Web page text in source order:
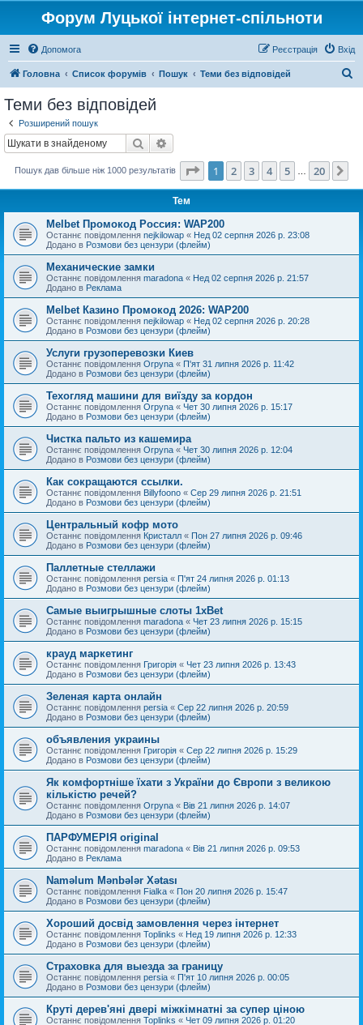
Форум Луцької інтернет-спільноти
Допомога Вхід
Реєстрація
Головна Список форумів Пошук Теми без відповідей
Теми без відповідей
Розширений пошук
Пошук
Пошук дав більше ніж 1000 результатів Сторінка 1 20
1 2 3 4 5 20
Тем
Melbet Промокод Россия: WAP200
Останнє повідомлення nejkilowap « Нед 02 серпня 2026 р. 23:08
Додано в Розмови без цензури (флейм)
Механические замки
Останнє повідомлення maradona « Нед 02 серпня 2026 р. 21:57
Додано в Реклама
Melbet Казино Промокод 2026: WAP200
Останнє повідомлення nejkilowap « Нед 02 серпня 2026 р. 20:28
Додано в Розмови без цензури (флейм)
Услуги грузоперевозки Киев
Останнє повідомлення Orpyna « П'ят 31 липня 2026 р. 11:42
Додано в Розмови без цензури (флейм)
Техогляд машини для виїзду за кордон
Останнє повідомлення Orpyna « Чет 30 липня 2026 р. 15:17
Додано в Розмови без цензури (флейм)
Чистка пальто из кашемира
Останнє повідомлення Orpyna « Чет 30 липня 2026 р. 12:04
Додано в Розмови без цензури (флейм)
Как сокращаются ссылки.
Останнє повідомлення Billyfoono « Сер 29 липня 2026 р. 21:51
Додано в Розмови без цензури (флейм)
Центральный кофр мото
Останнє повідомлення Кристалл « Пон 27 липня 2026 р. 09:46
Додано в Розмови без цензури (флейм)
Паллетные стеллажи
Останнє повідомлення persia « П'ят 24 липня 2026 р. 01:13
Додано в Розмови без цензури (флейм)
Самые выигрышные слоты 1xBet
Останнє повідомлення maradona « Чет 23 липня 2026 р. 15:15
Додано в Розмови без цензури (флейм)
крауд маркетинг
Останнє повідомлення Григорія « Чет 23 липня 2026 р. 13:43
Додано в Розмови без цензури (флейм)
Зеленая карта онлайн
Останнє повідомлення persia « Сер 22 липня 2026 р. 20:59
Додано в Розмови без цензури (флейм)
объявления украины
Останнє повідомлення Григорія « Сер 22 липня 2026 р. 15:29
Додано в Розмови без цензури (флейм)
Як комфортніше їхати з України до Європи з великою
кількістю речей?
Останнє повідомлення Orpyna « Вів 21 липня 2026 р. 14:07
Додано в Розмови без цензури (флейм)
ПАРФУМЕРІЯ original
Останнє повідомлення maradona « Вів 21 липня 2026 р. 09:53
Додано в Реклама
Naməlum Mənbələr Xətası
Останнє повідомлення Fialka « Пон 20 липня 2026 р. 15:47
Додано в Розмови без цензури (флейм)
Хороший досвід замовлення через інтернет
Останнє повідомлення Toplinks « Нед 19 липня 2026 р. 12:33
Додано в Розмови без цензури (флейм)
Страховка для выезда за границу
Останнє повідомлення persia « П'ят 10 липня 2026 р. 00:05
Додано в Розмови без цензури (флейм)
Круті дерев'яні двері міжкімнатні за супер ціною
Останнє повідомлення Toplinks « Чет 09 липня 2026 р. 01:20